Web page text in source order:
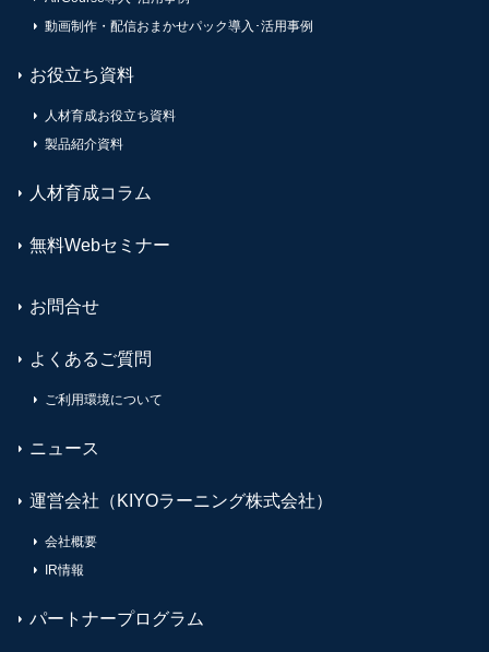
動画制作・配信おまかせパック導入･活用事例
お役立ち資料
人材育成お役立ち資料
製品紹介資料
人材育成コラム
無料Webセミナー
お問合せ
よくあるご質問
ご利用環境について
ニュース
運営会社（KIYOラーニング株式会社）
会社概要
IR情報
パートナープログラム